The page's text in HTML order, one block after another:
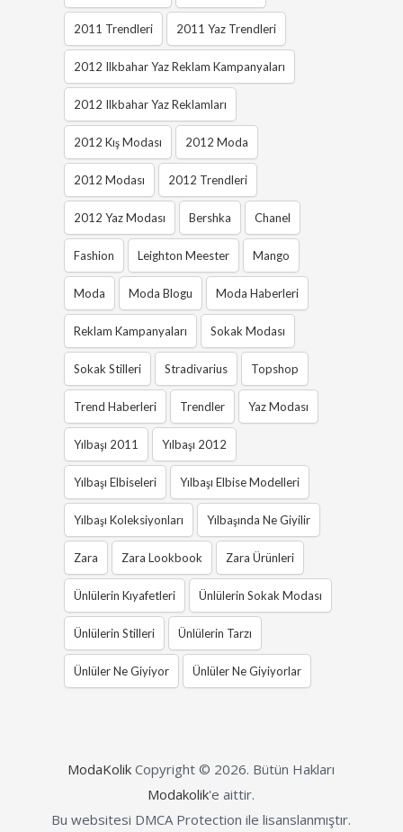
2011 Trendleri 2011 Yaz Trendleri
2012 Ilkbahar Yaz Reklam Kampanyaları
2012 Ilkbahar Yaz Reklamları
2012 Kış Modası 2012 Moda
2012 Modası 2012 Trendleri
2012 Yaz Modası Bershka Chanel
Fashion Leighton Meester Mango
Moda Moda Blogu Moda Haberleri
Reklam Kampanyaları Sokak Modası
Sokak Stilleri Stradivarius Topshop
Trend Haberleri Trendler Yaz Modası
Yılbaşı 2011 Yılbaşı 2012
Yılbaşı Elbiseleri Yılbaşı Elbise Modelleri
Yılbaşı Koleksiyonları Yılbaşında Ne Giyilir
Zara Zara Lookbook Zara Ürünleri
Ünlülerin Kıyafetleri Ünlülerin Sokak Modası
Ünlülerin Stilleri Ünlülerin Tarzı
Ünlüler Ne Giyiyor Ünlüler Ne Giyiyorlar
ModaKolik Copyright © 2026. Bütün Hakları
Modakolik'e aittir.
Bu websitesi DMCA Protection ile lisanslanmıştır.